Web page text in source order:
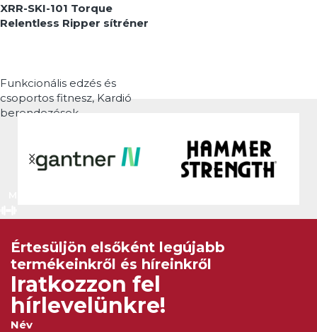
XRR-SKI-101 Torque
Relentless Ripper sítréner
Funkcionális edzés és
csoportos fitnesz, Kardió
berendezések
Értesüljön elsőként legújabb
termékeinkről és híreinkről
Iratkozzon fel
hírlevelünkre!
Név